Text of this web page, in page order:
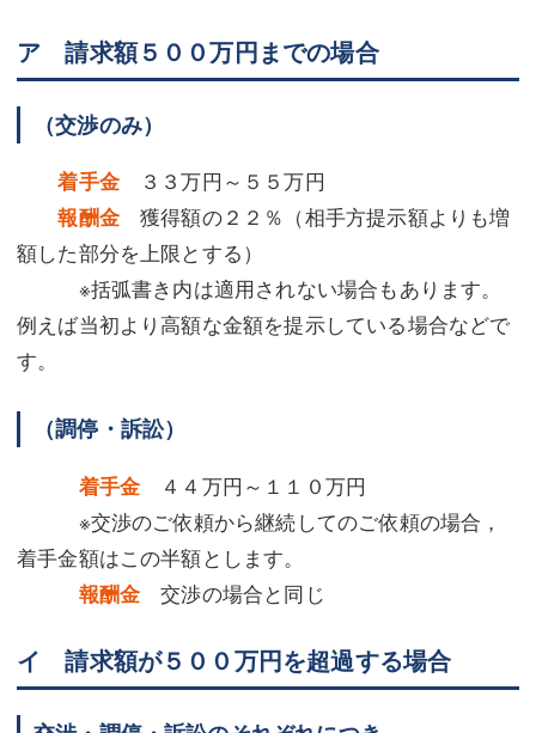
ア 請求額５００万円までの場合
（交渉のみ）
着手金３３万円～５５万円
報酬金獲得額の２２％（相手方提示額よりも増
額した部分を上限とする）
※括弧書き内は適用されない場合もあります。
例えば当初より高額な金額を提示している場合などで
す。
（調停・訴訟）
着手金 ４４万円～１１０万円
※交渉のご依頼から継続してのご依頼の場合，
着手金額はこの半額とします。
報酬金 交渉の場合と同じ
イ 請求額が５００万円を超過する場合